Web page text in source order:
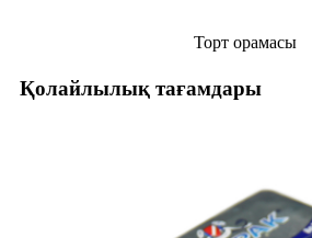
Торт орамасы
Қолайлылық тағамдары